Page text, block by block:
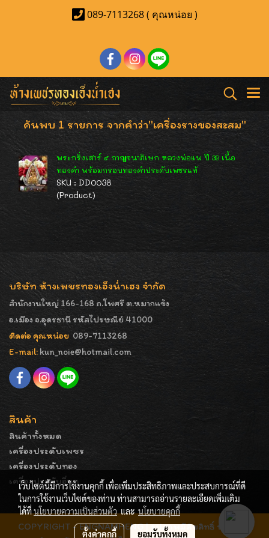
089-7113268 ( คุณหน่อย )
ค้นพบ 1 รายการ จากคำว่า"เครื่องรางของสะสม"
พระกริ่งเสาร์ ๕ กาญจนาภิเษก หลวงพ่อแพ ปี 39 เนื้อ
ทองคำ พร้อมกรอบทองคำประดับเพชรแท้
SKU : DD0038
(Product)
บริษัท ห้างเพชรทองเอ็งน่ำเฮง จำกัด
สำนักงานใหญ่ 166-168 ถ.โพศรี ต.หมากแข้ง
อ.เมือง จ.อุดรธานี รหัสไปรษณีย์ 41000
ติดต่อ คุณหน่อย 089-7113268
E-mail: kun_noie@hotmail.com
สินค้า
สินค้าทั้งหมด
เครื่องประดับเพชร
เครื่องประดับทอง
เครื่องประดับอื่นๆ
COPYRIGHT - ENGNAMHENG | รูปภาพมีลิขสิทธิ์ ห้ามมิให้
เว็บไซต์นี้มีการใช้งานคุกกี้ เพื่อเพิ่มประสิทธิภาพและประสบการณ์ที่ดี
ในการใช้งานเว็บไซต์ของท่าน ท่านสามารถอ่านรายละเอียดเพิ่มเติม
ได้ที่นโยบายความเป็นส่วนตัวและนโยบายคุกกี้
ตั้งค่าคุกกี้ ยอมรับทั้งหมด